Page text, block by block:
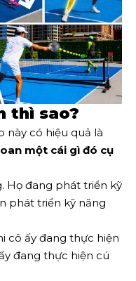
thì sao?
này có hiệu quả là
một cái gì đó cụ
Họ đang phát triển kỹ
phát triển kỹ năng
cô ấy đang thực hiện
đang thực hiện cú